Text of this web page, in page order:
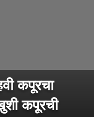
कपूरचा
कपूरची